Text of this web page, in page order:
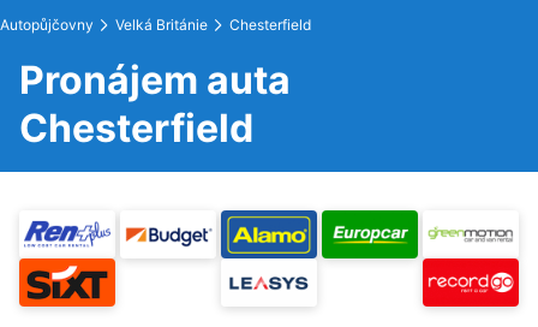
Autopůjčovny Velká Británie Chesterfield
Pronájem auta
Chesterfield